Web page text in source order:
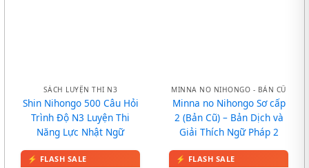
SÁCH LUYỆN THI N3
Shin Nihongo 500 Câu Hỏi
Trình Độ N3 Luyện Thi
Năng Lực Nhật Ngữ
MINNA NO NIHONGO - BẢN CŨ
Minna no Nihongo Sơ cấp
2 (Bản Cũ) – Bản Dịch và
Giải Thích Ngữ Pháp 2